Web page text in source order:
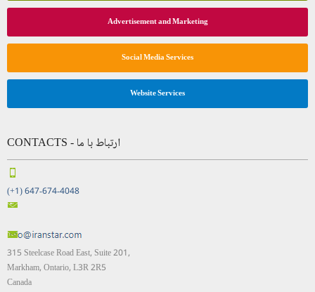
Advertisement and Marketing
Social Media Services
Website Services
CONTACTS - ارتباط با ما
(+1) 647-674-4048
315 Steelcase Road East, Suite 201,
Markham, Ontario, L3R 2R5
Canada